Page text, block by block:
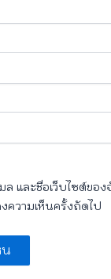
และชื่อเว็บไซต์ของ
ความเห็นครั้งถัดไป